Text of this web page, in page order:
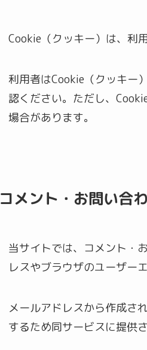
Cookie（クッキー）は、利
利用者はCookie（クッキー
認ください。ただし、
場合があります。
コメント・お問い合
当サイトでは、コメント・
レスやブラウザのユーザー
メールアドレスから作成さ
するため同サービスに提供